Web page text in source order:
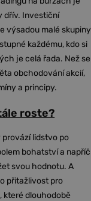
dřív. Investiční
výsadou malé skupiny
každému, kdo si
je celá řada. Než se
obchodování akcií,
a principy.
roste?
lidstvo po
bohatství a napříč
svou hodnotu. A
přitažlivost pro
které dlouhodobě